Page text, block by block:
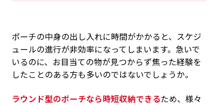
ポーチの中身の出し入れに時間がかかると、スケジ
ュールの進行が非効率になってしまいます。急いで
いるのに、お目当ての物が見つからず焦った経験を
したことのある方も多いのではないでしょうか。
ラウンド型のポーチなら時短収納できるため、様々